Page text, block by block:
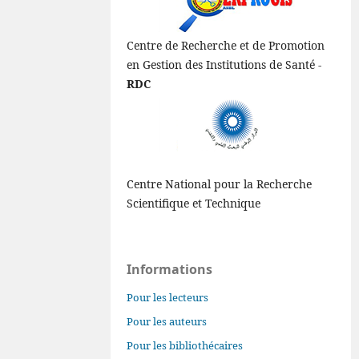
Centre de Recherche et de Promotion
en Gestion des Institutions de Santé -
RDC
Centre National pour la Recherche
Scientifique et Technique
Informations
Pour les lecteurs
Pour les auteurs
Pour les bibliothécaires